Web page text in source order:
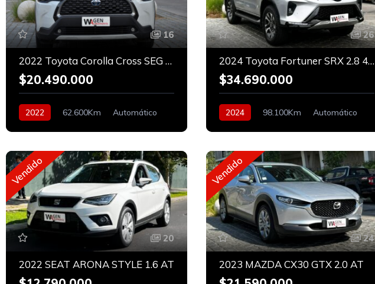
16
2022 Toyota Corolla Cross SEG HÍBRIDO
$20.490.000
2022 62.600Km
Automático
26
2024 Toyota Fortuner SRX 2.8 4x4
$34.690.000
2024 98.100Km
Automático
Vendido
20
2022 SEAT ARONA STYLE 1.6 AT
Vendido
24
2023 MAZDA CX30 GTX 2.0 AT